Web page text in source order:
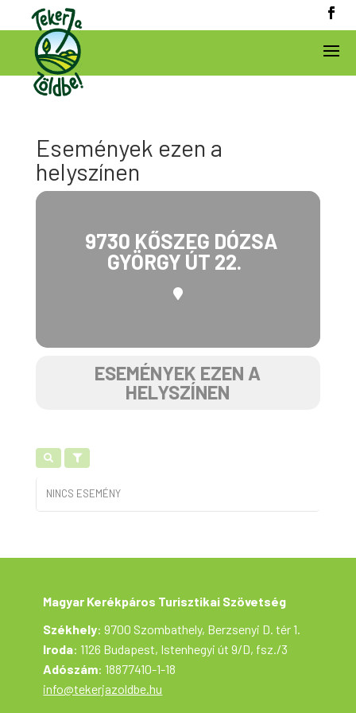
Események ezen a
helyszínen
9730 KŐSZEG DÓZSA
GYÖRGY ÚT 22.
ESEMÉNYEK EZEN A
HELYSZÍNEN
NINCS ESEMÉNY
Magyar Kerékpáros Turisztikai Szövetség
Székhely: 9700 Szombathely, Berzsenyi D. tér 1.
Iroda: 1126 Budapest, Istenhegyi út 9/D, fsz./3
Adószám: 18877410-1-18
info@tekerjazoldbe.hu